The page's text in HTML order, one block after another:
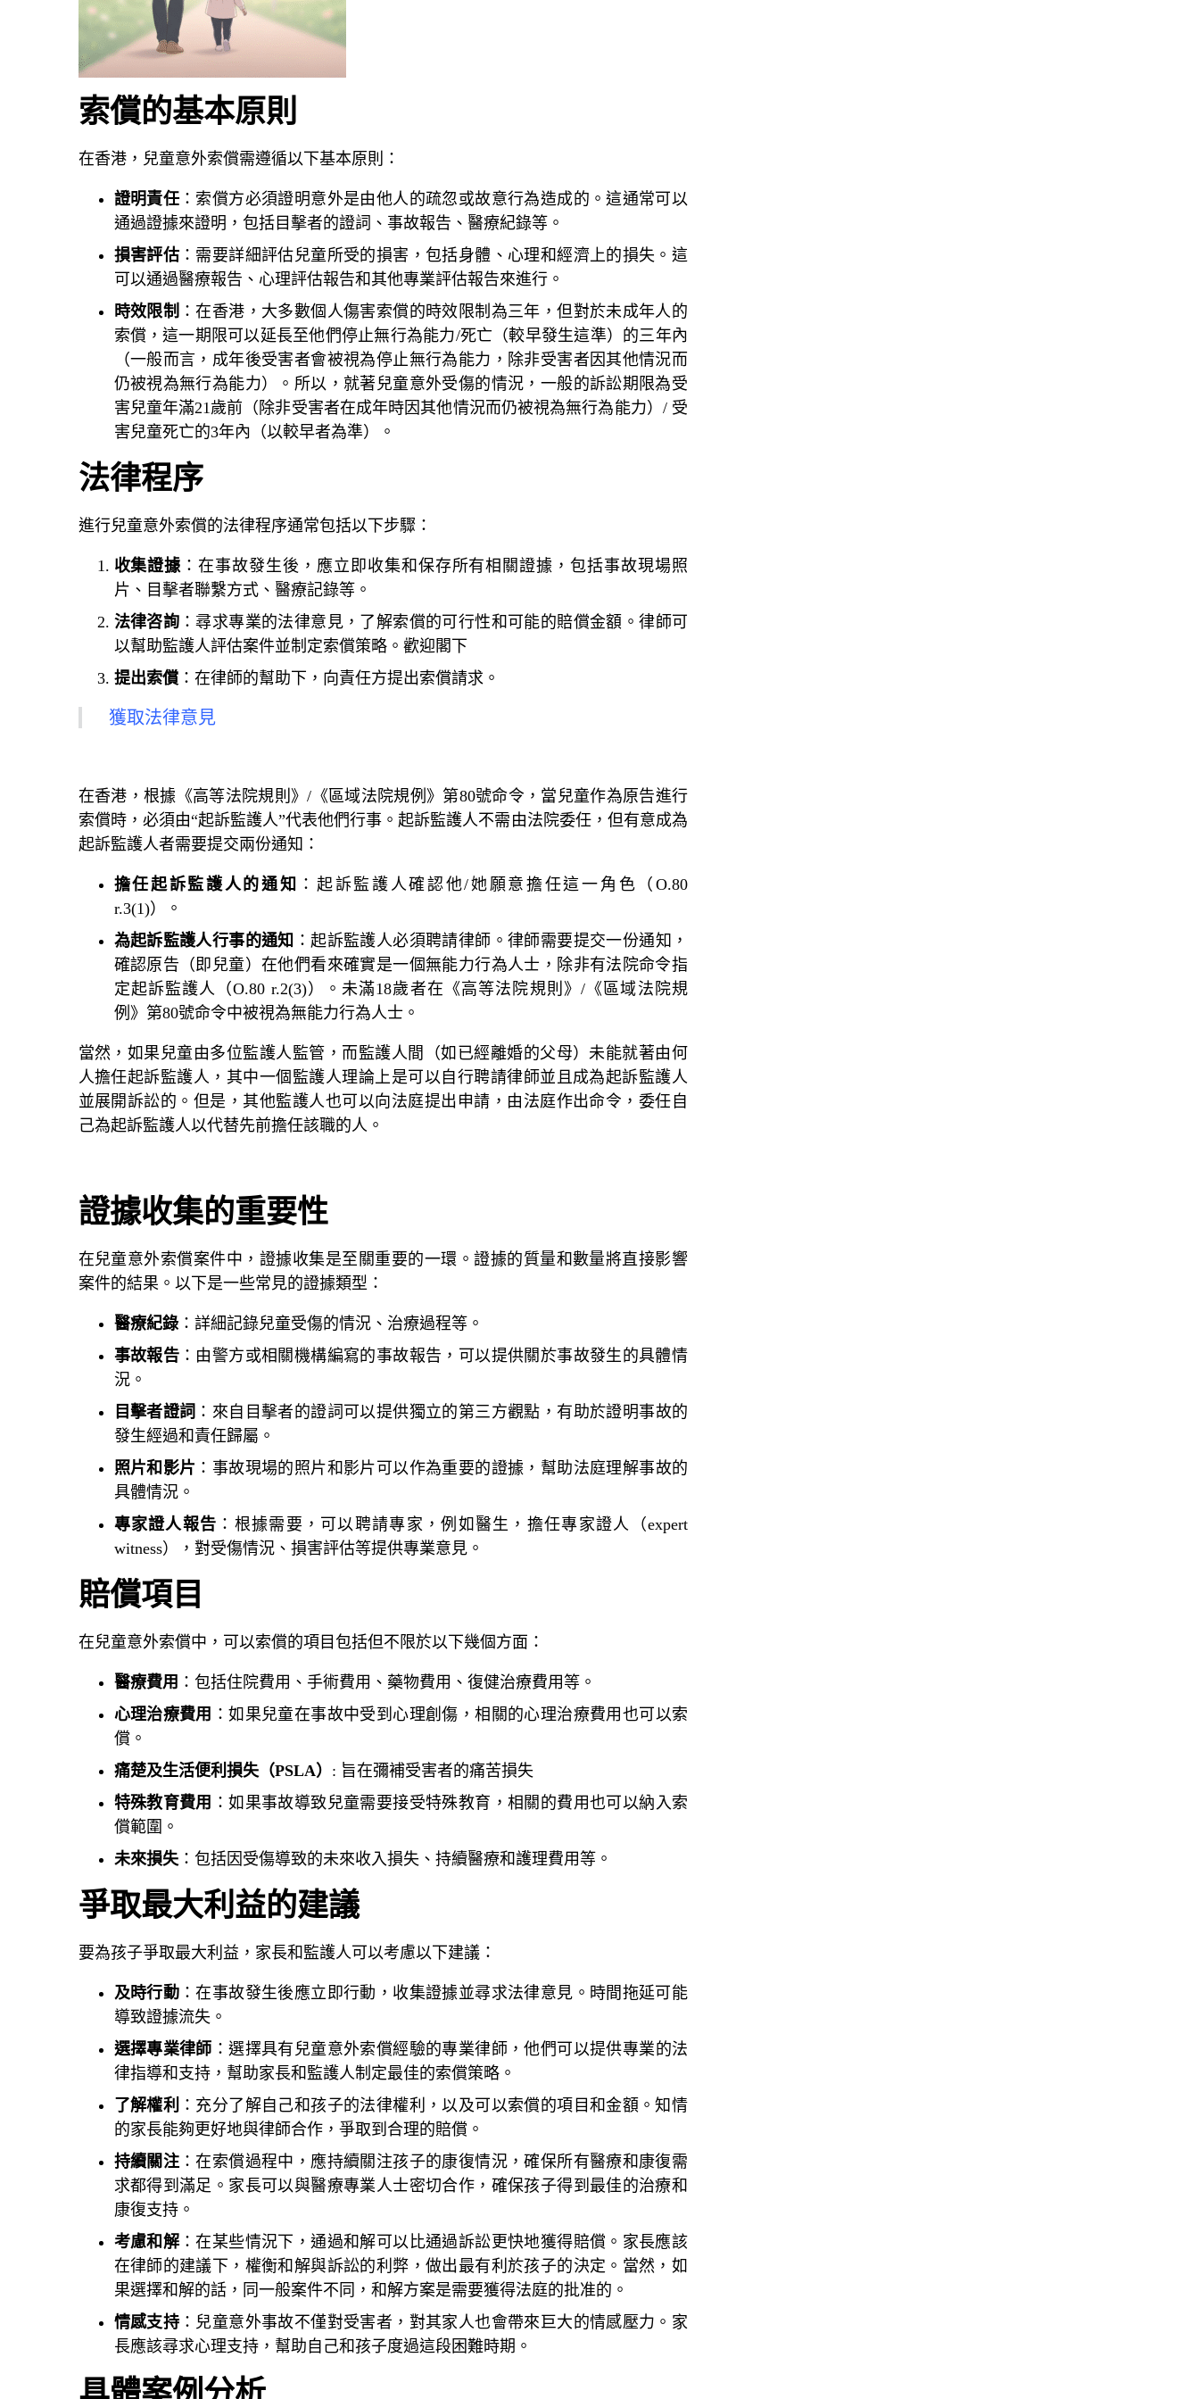
索償的基本原則
在香港，兒童意外索償需遵循以下基本原則：
證明責任 ：索償方必須證明意外是由他人的疏忽或故意行為造成的。這通常可以
通過證據來證明，包括目擊者的證詞、事故報告、醫療紀錄等。
損害評估 ：需要詳細評估兒童所受的損害，包括身體、心理和經濟上的損失。這
可以通過醫療報告、心理評估報告和其他專業評估報告來進行。
時效限制 ：在香港，大多數個人傷害索償的時效限制為三年，但對於未成年人的
索償，這一期限可以延長至他們停止無行為能力/死亡（較早發生這準）的三年內
（一般而言，成年後受害者會被視為停止無行為能力，除非受害者因其他情況而
仍被視為無行為能力）。所以，就著兒童意外受傷的情況，一般的訴訟期限為受
害兒童年滿21歲前（除非受害者在成年時因其他情況而仍被視為無行為能力）/ 受
害兒童死亡的3年內（以較早者為準）。
法律程序
進行兒童意外索償的法律程序通常包括以下步驟：
收集證據 ：在事故發生後，應立即收集和保存所有相關證據，包括事故現場照
片、目擊者聯繫方式、醫療記錄等。
法律咨詢 ：尋求專業的法律意見 ，了解索償的可行性和可能的賠償金額。律師可
以幫助監護人評估案件並制定索償策略。歡迎閣下
提出索償：在律師的幫助下，向責任方提出索償請求。
獲取法律意見
在香港，根據《高等法院規則》/《區域法院規例》第80號命令，當兒童作為原告進行
索償時，必須由“起訴監護人”代表他們行事。起訴監護人不需由法院委任，但有意成為
起訴監護人者需要提交兩份通知：
擔任起訴監護人的通知 ：起訴監護人確認他/她願意擔任這一角色（O.80
r.3(1)）。
為起訴監護人行事的通知 ：起訴監護人必須聘請律師。律師需要提交一份通知，
確認原告（即兒童）在他們看來確實是一個無能力行為人士，除非有法院命令指
定起訴監護人（O.80 r.2(3)）。未滿18歲者在《高等法院規則》/《區域法院規
例》第80號命令中被視為無能力行為人士。
當然，如果兒童由多位監護人監管，而監護人間（如已經離婚的父母）未能就著由何
人擔任起訴監護人，其中一個監護人理論上是可以自行聘請律師並且成為起訴監護人
並展開訴訟的。但是，其他監護人也可以向法庭提出申請，由法庭作出命令，委任自
己為起訴監護人以代替先前擔任該職的人。
證據收集的重要性
在兒童意外索償案件中，證據收集是至關重要的一環。證據的質量和數量將直接影響
案件的結果。以下是一些常見的證據類型：
醫療紀錄：詳細記錄兒童受傷的情況、治療過程等。
事故報告 ：由警方或相關機構編寫的事故報告，可以提供關於事故發生的具體情
況。
目擊者證詞 ：來自目擊者的證詞可以提供獨立的第三方觀點，有助於證明事故的
發生經過和責任歸屬。
照片和影片 ：事故現場的照片和影片可以作為重要的證據，幫助法庭理解事故的
具體情況。
專家證人報告 ：根據需要，可以聘請專家，例如醫生，擔任專家證人（expert
witness）
，對受傷情況、損害評估等提供專業意見。
賠償項目
在兒童意外索償中，可以索償的項目包括但不限於以下幾個方面：
醫療費用 ：包括住院費用、手術費用、藥物費用、復健治療費用等。
心理治療費用 ：如果兒童在事故中受到心理創傷，相關的心理治療費用也可以索
償。
痛楚及生活便利損失（PSLA） : 旨在彌補受害者的痛苦損失
特殊教育費用 ：如果事故導致兒童需要接受特殊教育，相關的費用也可以納入索
償範圍。
未來損失：包括因受傷導致的未來收入損失、持續醫療和護理費用等。
爭取最大利益的建議
要為孩子爭取最大利益，家長和監護人可以考慮以下建議：
及時行動 ：在事故發生後應立即行動，收集證據並尋求法律意見。時間拖延可能
導致證據流失。
選擇專業律師 ：選擇具有兒童意外索償經驗的專業律師 ，他們可以提供專業的法
律指導和支持，幫助家長和監護人制定最佳的索償策略。
了解權利 ：充分了解自己和孩子的法律權利，以及可以索償的項目和金額。知情
的家長能夠更好地與律師合作，爭取到合理的賠償。
持續關注 ：在索償過程中，應持續關注孩子的康復情況，確保所有醫療和康復需
求都得到滿足。家長可以與醫療專業人士密切合作，確保孩子得到最佳的治療和
康復支持。
考慮和解 ：在某些情況下，通過和解可以比通過訴訟更快地獲得賠償。家長應該
在律師的建議下，權衡和解與訴訟的利弊，做出最有利於孩子的決定。當然，如
果選擇和解的話，同一般案件不同，和解方案是需要獲得法庭的批准的。
情感支持 ：兒童意外事故不僅對受害者，對其家人也會帶來巨大的情感壓力。家
長應該尋求心理支持，幫助自己和孩子度過這段困難時期。